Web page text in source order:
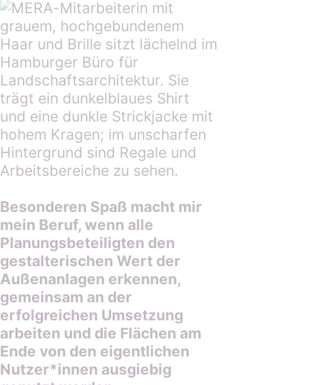
Besonderen Spaß macht mir
mein Beruf, wenn alle
Planungsbeteiligten den
gestalterischen Wert der
Außenanlagen erkennen,
gemeinsam an der
erfolgreichen Umsetzung
arbeiten und die Flächen am
Ende von den eigentlichen
Nutzer*innen ausgiebig